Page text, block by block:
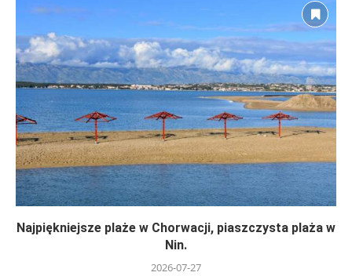
Najpiękniejsze plaże w Chorwacji, piaszczysta plaża w
Nin.
2026-07-27